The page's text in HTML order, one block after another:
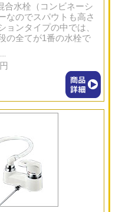
合水栓（コンビネーシ
なのでスパウトも高さ
ンタイプの中では、
の全てが1番の水栓で